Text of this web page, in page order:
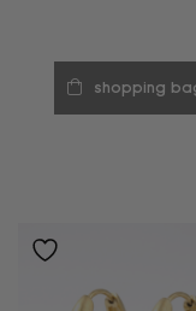
shopping